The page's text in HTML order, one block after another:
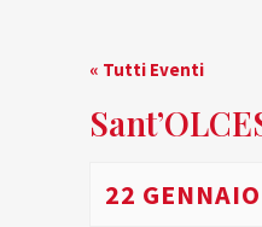
« Tutti Eventi
22